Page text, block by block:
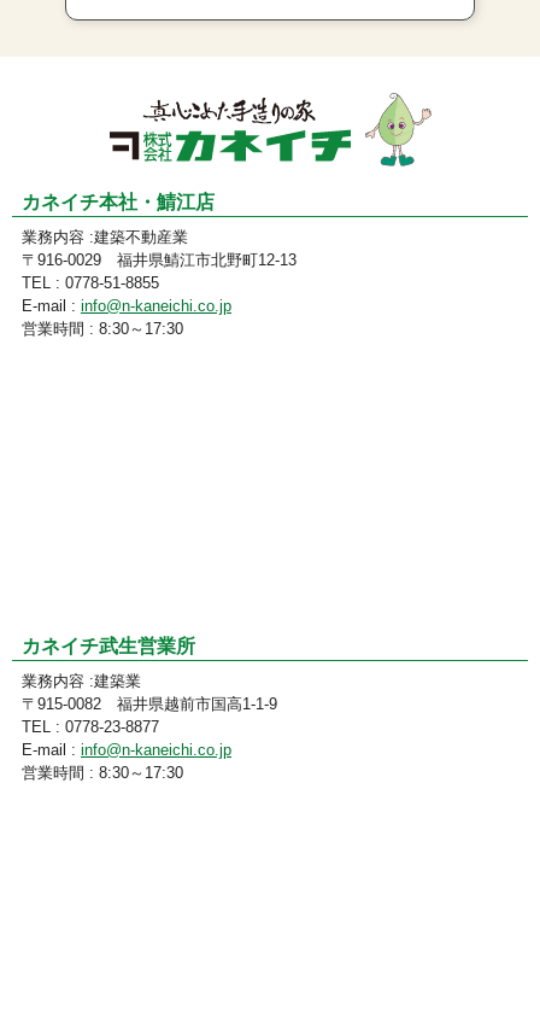
カネイチ本社・鯖江店
業務内容 :建築不動産業
〒916-0029 福井県鯖江市北野町12-13
TEL : 0778-51-8855
E-mail : info@n-kaneichi.co.jp
営業時間 : 8:30～17:30
カネイチ武生営業所
業務内容 :建築業
〒915-0082 福井県越前市国高1-1-9
TEL : 0778-23-8877
E-mail : info@n-kaneichi.co.jp
営業時間 : 8:30～17:30